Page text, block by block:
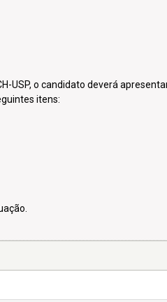
USP, o candidato deverá
itens: